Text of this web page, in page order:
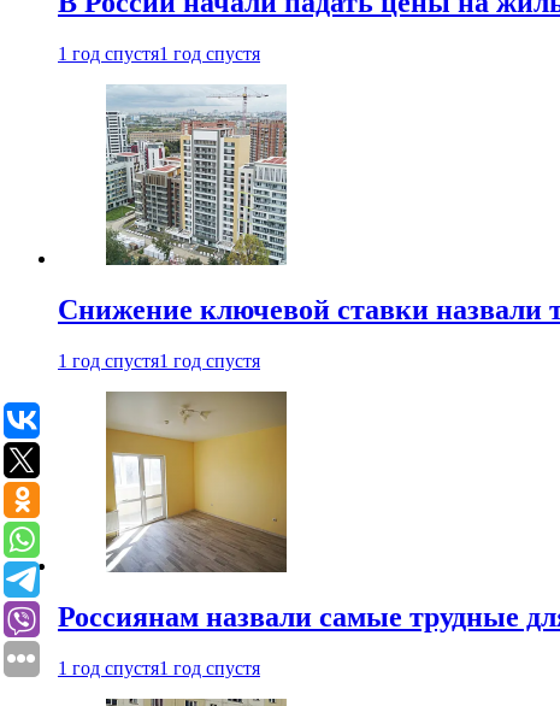
1 год спустя1 год спустя
Снижение ключевой ставки назвали
1 год спустя1 год спустя
Россиянам назвали самые трудные
1 год спустя1 год спустя